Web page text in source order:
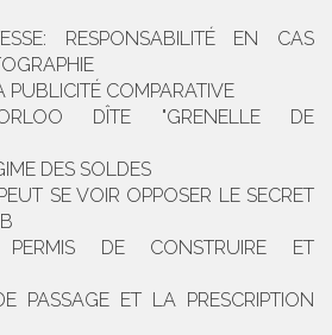
RESPONSABILITÉ EN CAS
PUBLICITÉ COMPARATIVE
DÎTE "GRENELLE DE
DES SOLDES
SE VOIR OPPOSER LE SECRET
DE CONSTRUIRE ET
PASSAGE ET LA PRESCRIPTION